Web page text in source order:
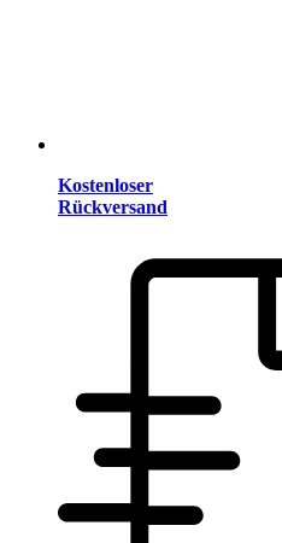
Kostenloser
Rückversand